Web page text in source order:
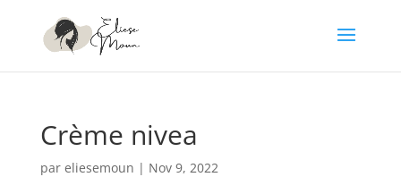
Crème nivea
par eliesemoun | Nov 9, 2022